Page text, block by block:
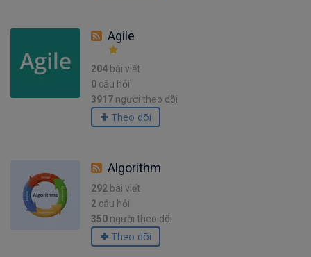
Agile
204 bài viết
0 câu hỏi
3917 người theo dõi
Theo dõi
Algorithm
292 bài viết
2 câu hỏi
350 người theo dõi
Theo dõi